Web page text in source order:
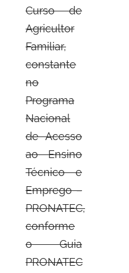
Curso de
Agricultor
Familiar,
constante
no
Programa
Nacional
de Acesso
ao Ensino
Técnico e
Emprego –
PRONATEC,
conforme
o Guia
PRONATEC